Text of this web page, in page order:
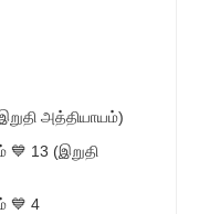
அத்தியாயம்)
💙 13 (இறுதி
💙 4